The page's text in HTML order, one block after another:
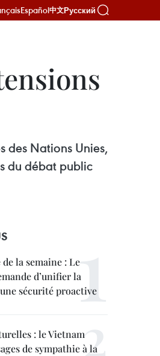
Español中文Русский
des Nations Unies,
du débat public
la semaine : Le
d’unifier la
sécurité proactive
: le Vietnam
de sympathie à la